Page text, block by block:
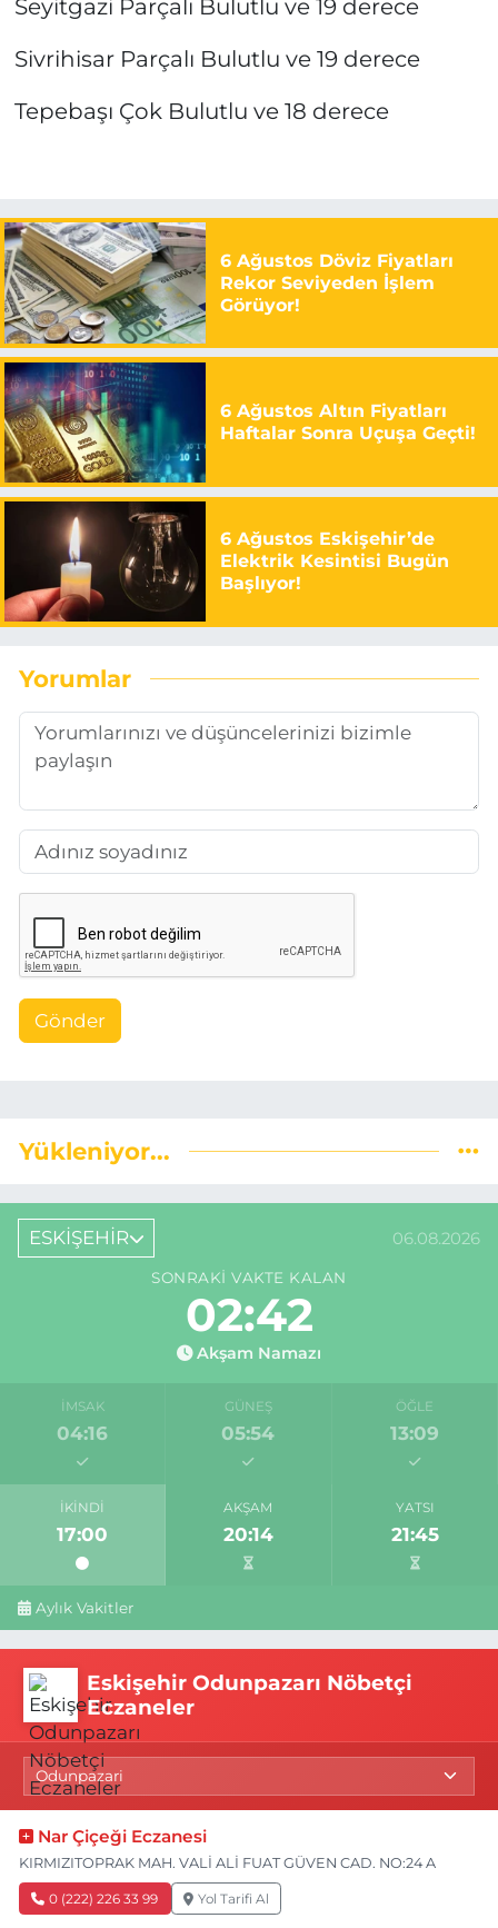
Seyitgazi Parçalı Bulutlu ve 19 derece
Sivrihisar Parçalı Bulutlu ve 19 derece
Tepebaşı Çok Bulutlu ve 18 derece
6 Ağustos Döviz Fiyatları
Rekor Seviyeden İşlem
Görüyor!
6 Ağustos Altın Fiyatları
Haftalar Sonra Uçuşa Geçti!
6 Ağustos Eskişehir’de
Elektrik Kesintisi Bugün
Başlıyor!
Yorumlar
Gönder
Yükleniyor...
ESKİŞEHİR 06.08.2026
SONRAKI VAKTE KALAN
02:41
Akşam Namazı
İMSAK
04:16
GÜNEŞ
05:54
ÖĞLE
13:09
İKINDI
17:00
AKŞAM
20:14
YATSI
21:45
Aylık Vakitler
Eskişehir Odunpazarı Nöbetçi
Eczaneler
Nar Çiçeği Eczanesi
KIRMIZITOPRAK MAH. VALİ ALİ FUAT GÜVEN CAD. NO:24 A
0 (222) 226 33 99 Yol Tarifi Al